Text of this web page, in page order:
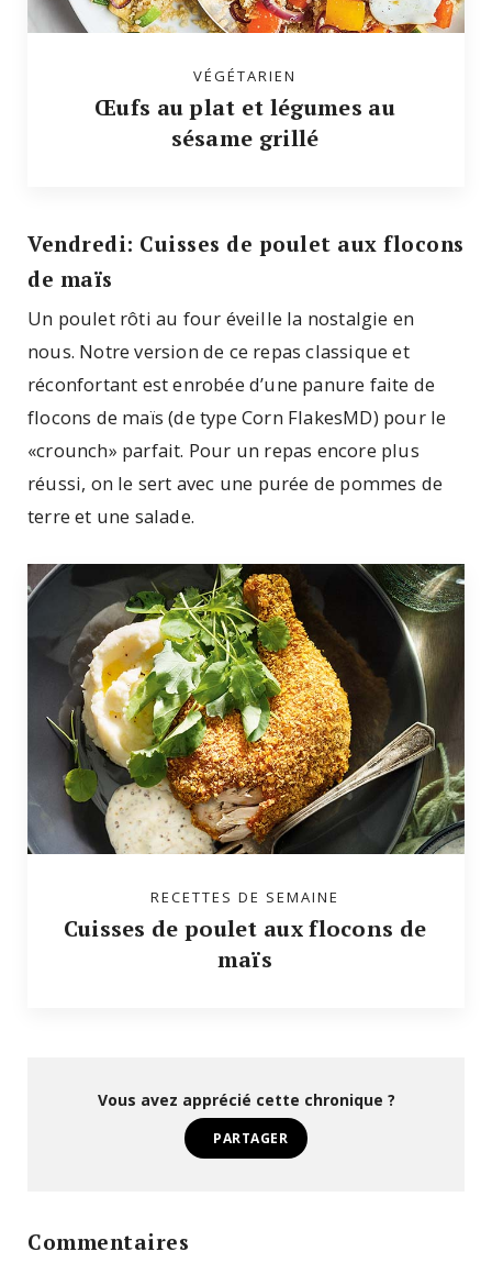
VÉGÉTARIEN
Œufs au plat et légumes au
sésame grillé
Vendredi: Cuisses de poulet aux flocons
de maïs
Un poulet rôti au four éveille la nostalgie en
nous. Notre version de ce repas classique et
réconfortant est enrobée d’une panure faite de
flocons de maïs (de type Corn FlakesMD) pour le
«crounch» parfait. Pour un repas encore plus
réussi, on le sert avec une purée de pommes de
terre et une salade.
RECETTES DE SEMAINE
Cuisses de poulet aux flocons de
maïs
Vous avez apprécié cette chronique ?
PARTAGER
Commentaires